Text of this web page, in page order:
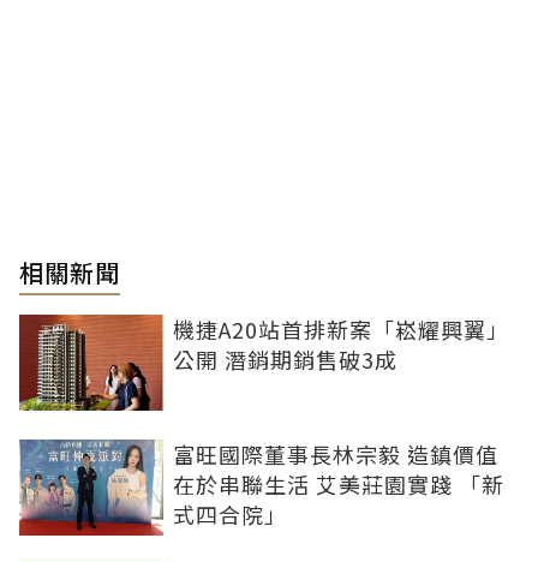
相關新聞
機捷A20站首排新案「崧耀興翼」
公開 潛銷期銷售破3成
富旺國際董事長林宗毅 造鎮價值
在於串聯生活 艾美莊園實踐 「新
式四合院」